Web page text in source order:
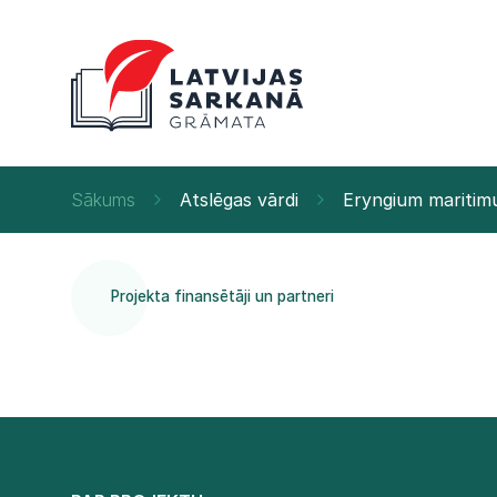
Sākums Atslēgas vārdi Eryngium
Projekta finansētāji un partneri